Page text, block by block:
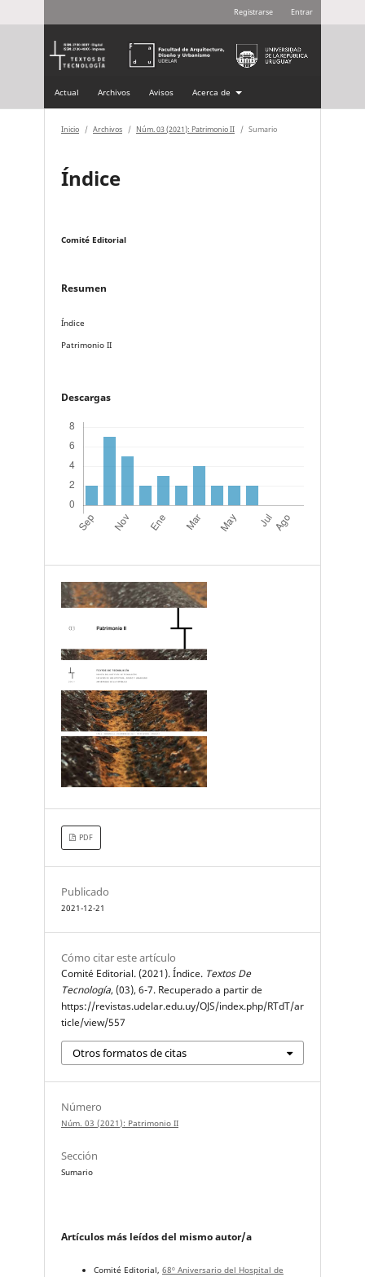
Actual Archivos Avisos Acerca de
Registrarse Entrar
Inicio / Archivos / Núm. 03 (2021): Patrimonio II / Sumario
Índice
Comité Editorial
Resumen
Índice
Patrimonio II
Descargas
PDF
Publicado
2021-12-21
Cómo citar este artículo
Comité Editorial. (2021). Índice. Textos De
Tecnología, (03), 6-7. Recuperado a partir de
https://revistas.udelar.edu.uy/OJS/index.php/RTdT/ar
ticle/view/557
Otros formatos de citas
Número
Núm. 03 (2021): Patrimonio II
Sección
Sumario
Artículos más leídos del mismo autor/a
Comité Editorial, 68º Aniversario del Hospital de